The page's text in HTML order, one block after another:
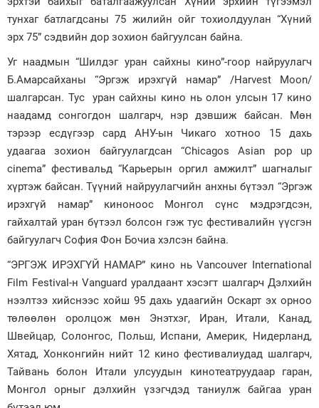
Зурхай
тунхаг батлагдсаны 75 жилийн ойг тохиолдуулан “Хүний
эрх 75” сэдвийн дор зохион байгуулсан байна.
Уг наадмын “Шилдэг уран сайхны кино”-гоор найруулагч
Б.Амарсайханы “Эргэж ирэхгүй намар” /Harvest Moon/
шалгарсан. Тус уран сайхны кино нь олон улсын 17 кино
наадамд сонгогдон шалгарч, нэр дэвшиж байсан. Мөн
тэрээр есдүгээр сард АНУ-ын Чикаго хотноо 15 дахь
удаагаа зохион байгуулагдсан “Chicagos Asian pop up
cinema” фестивальд “Карьерын оргил амжилт” шагналыг
хүртэж байсан. Түүний найруулагчийн анхны бүтээл “Эргэж
ирэхгүй намар” киноноос Монгол сүнс мэдрэгдсэн,
гайхалтай уран бүтээл болсон гэж тус фестивалийн үүсгэн
байгуулагч София Фон Бочиа хэлсэн байна.
“ЭРГЭЖ ИРЭХГҮЙ НАМАР” кино нь Vancouver International
Film Festival-н Vanguard уралдаант хэсэгт шалгарч Дэлхийн
нээлтээ хийснээс хойш 95 дахь удаагийн Оскарт эх орноо
төлөөлөн оролцож мөн Энэтхэг, Иран, Итали, Канад,
Швейцар, Солонгос, Польш, Испани, Америк, Нидерланд,
Хятад, Хонконгийн нийт 12 кино фестивалиудад шалгарч,
Тайвань болон Итали улсуудын кинотеатруудаар гаран,
Монгол орныг дэлхийн үзэгчдэд таниулж байгаа уран